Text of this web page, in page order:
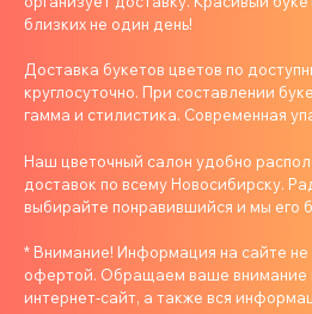
близких не один день!
Доставка букетов цветов по
круглосуточно. При составлении
гамма и стилистика. Современная
Наш цветочный салон удобно
доставок по всему Новосибирску.
выбирайте понравившийся и мы его
* Внимание! Информация на сайте не
офертой. Обращаем ваше внимание
интернет-сайт, а также вся